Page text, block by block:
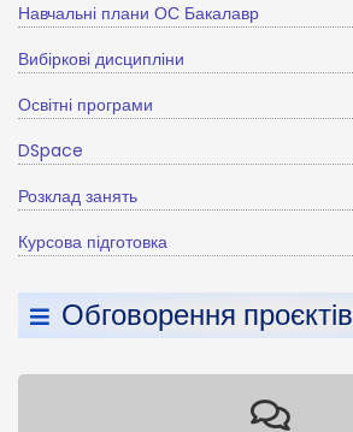
Навчальні плани ОС Бакалавр
Вибіркові дисципліни
Освітні програми
DSpace
Розклад занять
Курсова підготовка
Обговорення проєктів